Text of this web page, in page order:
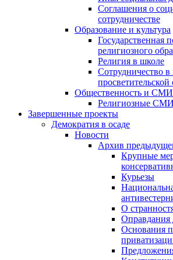
Соглашения о
сотрудничестве
Образование и культура
Государственная
религиозного
Религия в школе
Сотрудничество в
просветительской
Общественность и СМИ
Религиозные СМИ
Завершенные проекты
Демократия в осаде
Новости
Архив
Крупные
Курьезы
О
Основания